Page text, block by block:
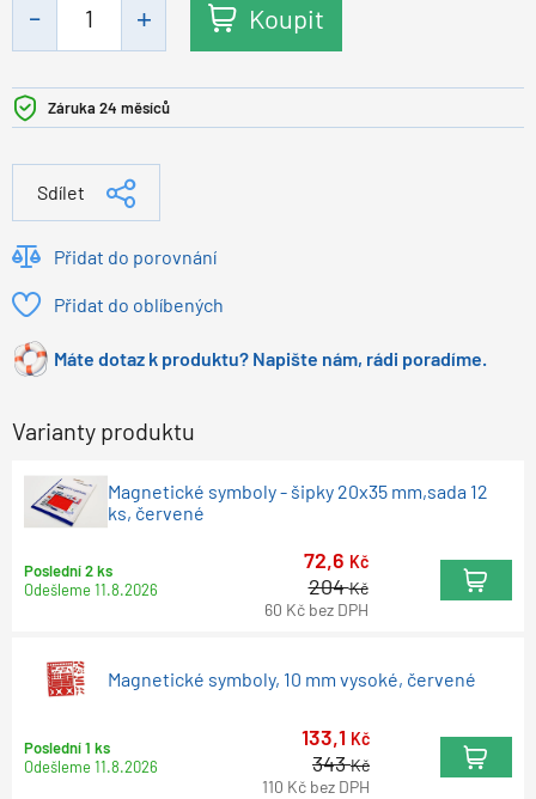
Koupit
Záruka 24 měsíců
Sdílet
Přidat do porovnání
Přidat do oblíbených
Máte dotaz k produktu? Napište nám, rádi poradíme.
Varianty produktu
Magnetické symboly - šipky 20x35 mm,sada 12
ks, červené
Poslední 2 ks
Odešleme11.8.2026
72,6 Kč
204Kč
60 Kč bez DPH
Magnetické symboly, 10 mm vysoké, červené
Poslední 1 ks
Odešleme11.8.2026
133,1 Kč
343Kč
110 Kč bez DPH